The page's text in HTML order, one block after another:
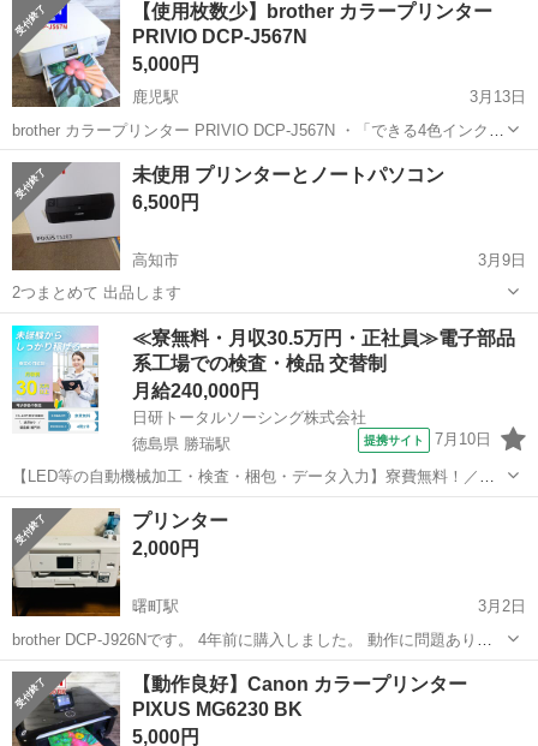
【使用枚数少】brother カラープリンター
PRIVIO DCP-J567N
5,000円
鹿児駅
3月13日
brother カラープリンター PRIVIO DCP-J567N ・「できる4色インク」
を採用し、1回のインク交換でA4カラー印刷が約499枚印刷可能なイン
クジェット複合機。 ・2段構造の前面用紙トレイを搭載し、A4と...
高知 南国市 鹿児駅 プリンター brother
未使用 プリンターとノートパソコン
6,500円
高知市
3月9日
2つまとめて 出品します
高知 高知市 プリンター
≪寮無料・月収30.5万円・正社員≫電子部品
系工場での検査・検品 交替制
月給240,000円
日研トータルソーシング株式会社
徳島県 勝瑞駅
提携サイト 7月10日
【LED等の自動機械加工・検査・梱包・データ入力】寮費無料！／年
間休日は130日以上／未経験OK！ お仕事について スマートフォンやパ
ソコン、車などに使われるLED等の電子部品の製造とそれに付帯する
作業になります。①部品を...
徳島 鳴門市 勝瑞駅
プリンター
2,000円
曙町駅
3月2日
brother DCP-J926Nです。 4年前に購入しました。 動作に問題ありま
せんが一部インク切れです。
高知 高知市 曙町駅 プリンター brother
【動作良好】Canon カラープリンター
PIXUS MG6230 BK
5,000円